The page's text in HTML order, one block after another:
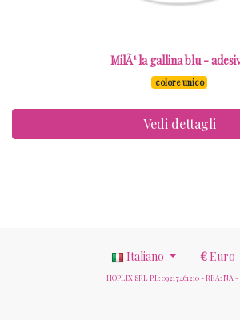
MilÃ¹ la gallina blu -
colore unico
Vedi dettagli
Italiano €Euro
HOPLIX SRL P.I.: 09217461210 - REA: NA -